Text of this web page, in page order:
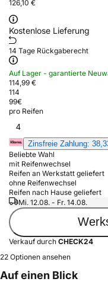
126,10 €
Kostenlose Lieferung
14 Tage Rückgaberecht
Auf Lager - garantierte
114,99 €
114
99€
pro Reifen
4
Zinsfreie Zahlung:
Beliebte Wahl
mit Reifenwechsel
Reifen an Werkstatt geliefert
ohne Reifenwechsel
Reifen nach Hause geliefert
Mi. 12.08. - Fr. 14.08.
Verkauf durch CHECK24
22 Optionen ansehen
Auf einen Blick